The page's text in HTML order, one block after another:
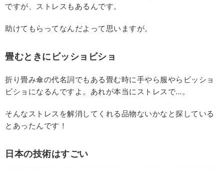
ですが、ストレスもあるんです。
助けてもらってなんだよって思いますが。
畳むときにビッショビショ
折り畳み傘の代名詞でもある畳む時に手やら服やらビッショ
ビショになるんですよ。あれが本当にストレスで…。
そんなストレスを解消してくれる品物ないかなと探している
とあったんです！
日本の技術はすごい